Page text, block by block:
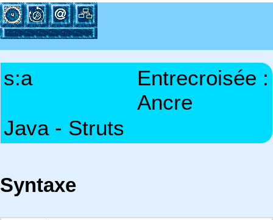
s:a
Entrecroisée :
Ancre
Java - Struts
Syntaxe